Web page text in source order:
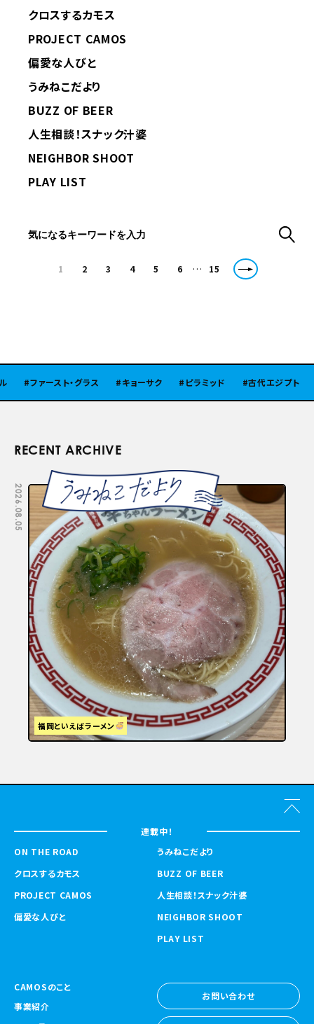
クロスするカモス
PROJECT CAMOS
偏愛な人びと
うみねこだより
BUZZ OF BEER
人生相談！スナック汁婆
NEIGHBOR SHOOT
PLAY LIST
1 2 3 4 5 6 … 15
スト・グラス キョーサク ピラミッド 古代エジプト 北陸
RECENT ARCHIVE
2026.08.05
福岡といえばラーメン
連載中！
ON THE ROAD
クロスするカモス
PROJECT CAMOS
偏愛な人びと
うみねこだより
BUZZ OF BEER
人生相談！スナック汁婆
NEIGHBOR SHOOT
PLAY LIST
CAMOSのこと
事業紹介
お問い合わせ
お問い合わせ